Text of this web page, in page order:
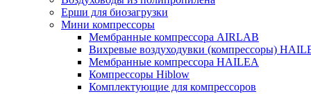
Ерши для биозагрузки
Мини компрессоры
Мембранные компрессора AIRLAB
Вихревые воздуходувки (компрессоры)
Мембранные компрессора HAILEA
Компрессоры Hiblow
Комплектующие для компрессоров